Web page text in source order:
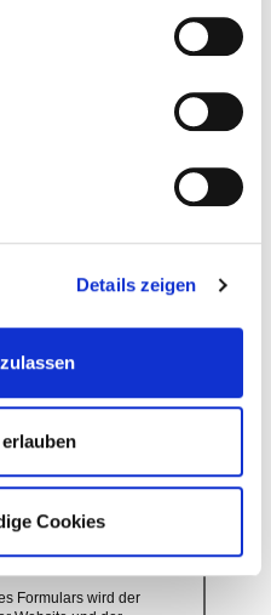
Details zeigen
Cookies
Formulars wird der